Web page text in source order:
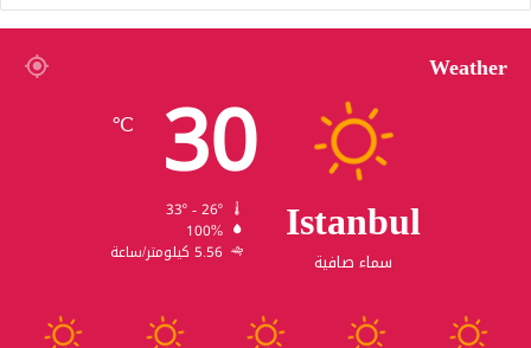
Weather
Istanbul
سماء صافية
30
℃
100%
5.56 كيلومتر/ساعة